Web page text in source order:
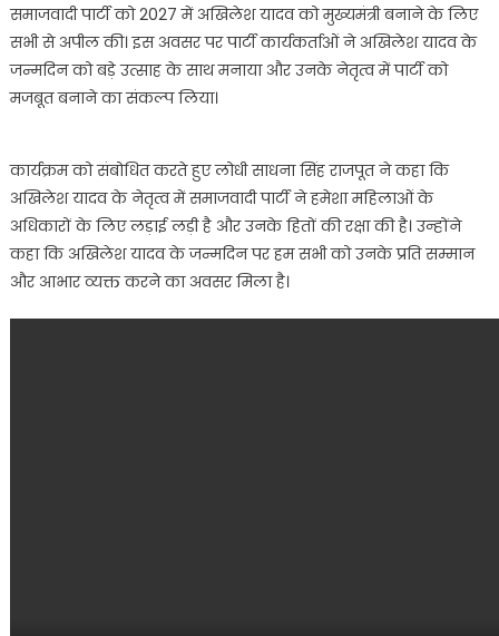
समाजवादी पार्टी को 2027 में अखिलेश यादव को मुख्यमंत्री बनाने के लिए
सभी से अपील की। इस अवसर पर पार्टी कार्यकर्ताओं ने अखिलेश यादव के
जन्मदिन को बड़े उत्साह के साथ मनाया और उनके नेतृत्व में पार्टी को
मजबूत बनाने का संकल्प लिया।
कार्यक्रम को संबोधित करते हुए लोधी साधना सिंह राजपूत ने कहा कि
अखिलेश यादव के नेतृत्व में समाजवादी पार्टी ने हमेशा महिलाओं के
अधिकारों के लिए लड़ाई लड़ी है और उनके हितों की रक्षा की है। उन्होंने
कहा कि अखिलेश यादव के जन्मदिन पर हम सभी को उनके प्रति सम्मान
और आभार व्यक्त करने का अवसर मिला है।